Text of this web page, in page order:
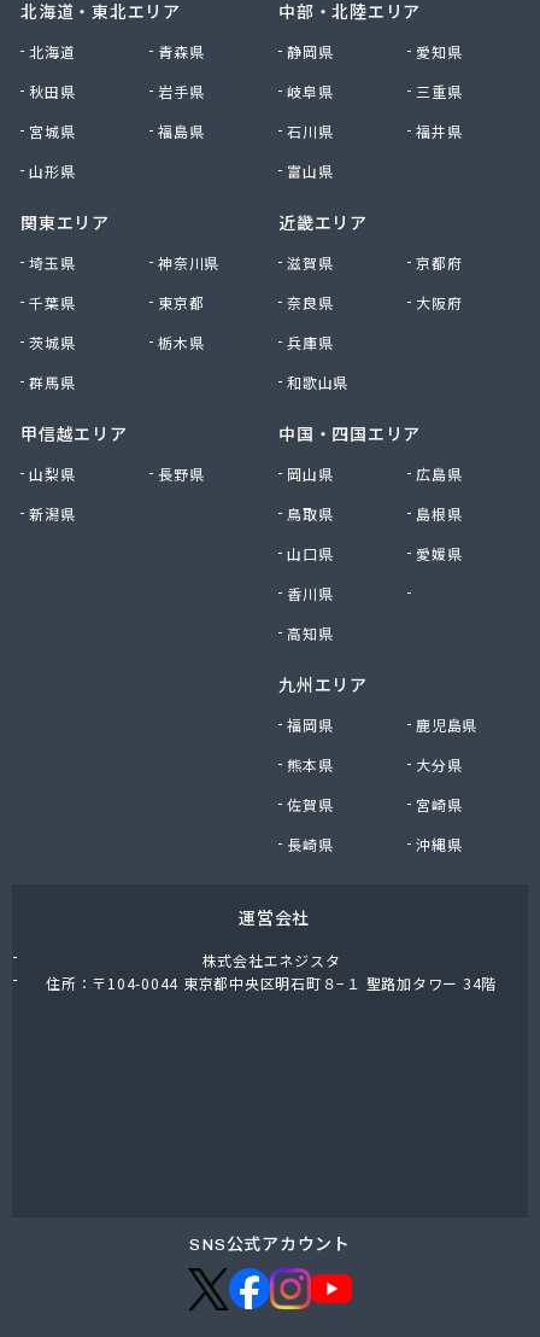
西大寺石油株式会社/
青木ガス機器産業株式会社笠岡営業所/
石橋商店/
石田石油店/
川村プロパン店/
サノガスセンター/
浅野産業株式会社 足守営業所/
浅野産業株式会社 本社/
浅野産業株式会社 本社 お客様サービスセンタ
ッツ/
部/
浅野産業株式会社 井原事業所/
浅野産業株式会社 玉野事業所/
浅野産業株式会社 津山支店/
大内石油株式会社 二軒茶屋営業所/
大和マルヰガス株式会社 水島営業所/
大和酸素株式会社 岡山営業所/
大和総業株式会社 LPガス部/
田中実業株式会社 岡山営業所/
田中実業株式会社 津山営業所プロパン部/
北海道・東北エリア
北海道
青森県
秋田県
岩手県
宮城県
福島県
山形県
関東エリア
埼玉県
神奈川県
千葉県
東京都
茨城県
栃木県
群馬県
甲信越エリア
山梨県
長野県
新潟県
中部・北陸エリア
静岡県
愛知県
岐阜県
三重県
石川県
福井県
富山県
近畿エリア
滋賀県
京都府
奈良県
大阪府
兵庫県
和歌山県
中国・四国エリア
岡山県
広島県
鳥取県
島根県
山口県
愛媛県
香川県
高知県
九州エリア
福岡県
鹿児島県
熊本県
大分県
佐賀県
宮崎県
長崎県
沖縄県
運営会社
株式会社エネジスタ
住所：〒104-0044 東京都中央区明石町８−１ 聖路加タワー 34階
SNS公式アカウント